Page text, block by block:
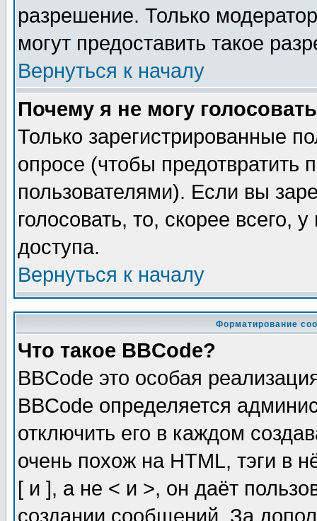
разрешение. Только
могут предоставить такое
Вернуться к началу
Почему я не могу
Только зарегистрированные
опросе (чтобы предотвратить
пользователями). Если вы
голосовать, то, скорее всего,
доступа.
Вернуться к началу
Форматирование
Что такое BBCode?
BBCode это особая
BBCode определяется
отключить его в каждом
очень похож на HTML, тэги в
[ и ], а не < и >, он даёт
создании сообщений. За